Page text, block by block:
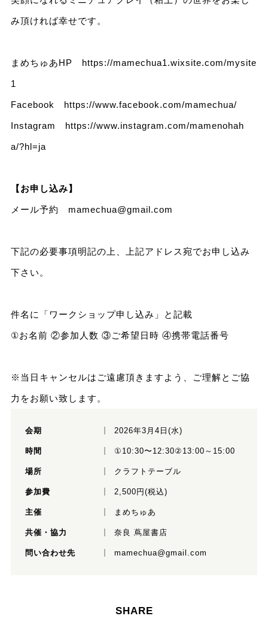
み頂ければ幸せです。
まめちゅあHP https://mamechua1.wixsite.com/mysite
1
Facebook https://www.facebook.com/mamechua/
Instagram https://www.instagram.com/mamenohah
a/?hl=ja
【お申し込み】
メール予約 mamechua@gmail.com
下記の必要事項明記の上、上記アドレス宛でお申し込み
下さい。
件名に「ワークショップ申し込み」と記載
①お名前 ②参加人数 ③ご希望日時 ④携帯電話番号
※当日キャンセルはご遠慮頂きますよう、ご理解とご協
力をお願い致します。
会期 2026年3月4日(水)
時間 ①10:30〜12:30②13:00～15:00
場所 クラフトテーブル
参加費 2,500円(税込)
主催 まめちゅあ
共催・協力 奈良 蔦屋書店
問い合わせ先 mamechua@gmail.com
SHARE